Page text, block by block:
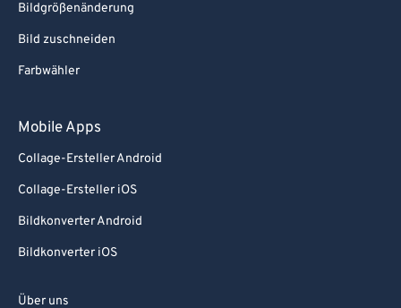
Bildgrößenänderung
Bild zuschneiden
Farbwähler
Mobile Apps
Collage-Ersteller Android
Collage-Ersteller iOS
Bildkonverter Android
Bildkonverter iOS
Über uns